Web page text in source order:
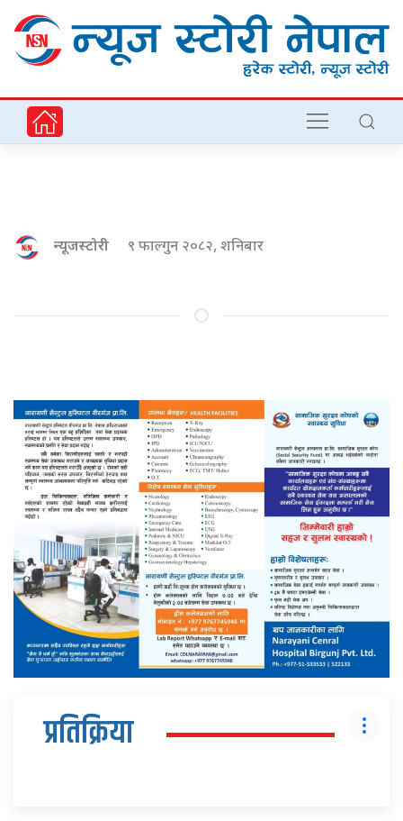
न्यूजस्टोरी ९ फाल्गुन २०८२, शनिबार
प्रतिक्रिया